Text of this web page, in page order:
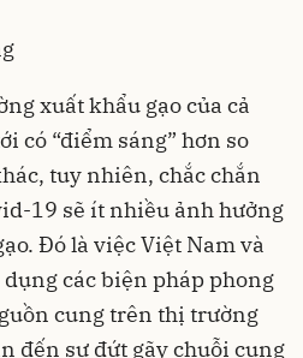
xuất khẩu gạo của cả
có “điểm sáng” hơn so
tuy nhiên, chắc chắn
19 sẽ ít nhiều ảnh hưởng
Đó là việc Việt Nam và
các biện pháp phong
cung trên thị trường
đến sự đứt gãy chuỗi cung